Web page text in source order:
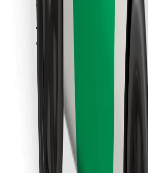
გადმოწერე Bolt
იპოვე შენი საყვარელი კერძები!
გადმოწერე Bolt Food